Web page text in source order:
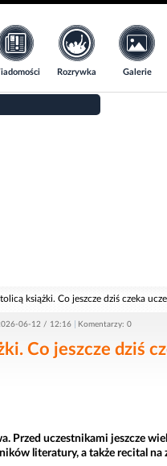
Rozrywka Galerie
książki. Co jeszcze dziś czeka
06-12 / 12:16 Komentarzy: 0
Co jeszcze dziś
Przed uczestnikami jeszcze
literatury, a także recital na